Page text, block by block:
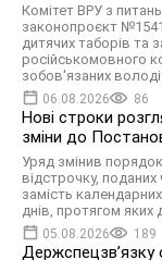
Комітет ВРУ з
законопроєкт
дитячих таборів та
російськомовного
зобов'язаних
06.08.2026 86
Нові строки
зміни до
Уряд змінив
відстрочку,
замість
днів, протягом яких
05.08.2026 189
Держспецзв’язку